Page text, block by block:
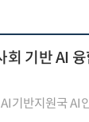
회 기반 AI
기반지원국 AI